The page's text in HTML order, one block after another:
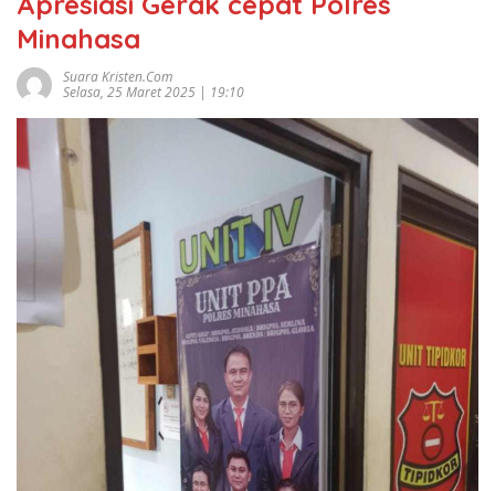
Minahasa
Suara Kristen.com
Selasa, 25 Maret 2025 | 19:10